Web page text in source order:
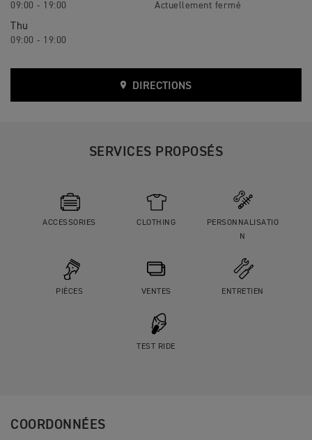
09:00 - 19:00
Thu
09:00 - 19:00
DIRECTIONS
SERVICES PROPOSÉS
ACCESSORIES CLOTHING
PERSONNALISATIO
N
PIÈCES VENTES ENTRETIEN
TEST RIDE
COORDONNÉES